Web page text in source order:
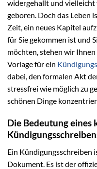
widergehallt und vielleicht
geboren. Doch das Leben
Zeit, ein neues Kapitel
für Sie gekommen ist und
möchten, stehen wir
Vorlage für ein
dabei, den formalen Akt
stressfrei wie möglich zu
schönen Dinge
Die Bedeutung eines
Ein Kündigungsschreiben
Dokument. Es ist der